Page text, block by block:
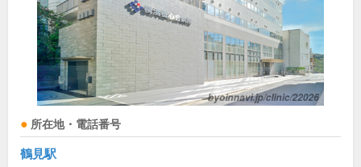
所在地・電話番号
鶴見駅